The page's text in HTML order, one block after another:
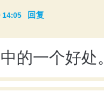
14:05 回复
的一个好处